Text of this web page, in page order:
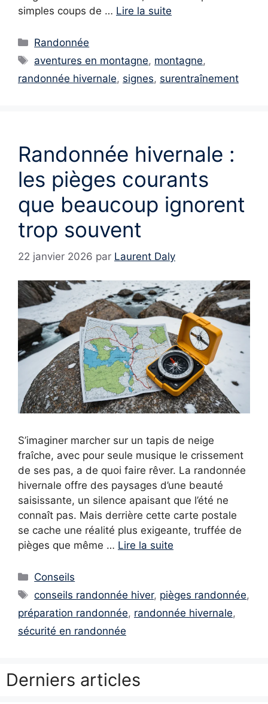
simples coups de … Lire la suite
Catégories
Randonnée
Étiquettes
aventures en montagne, montagne,
randonnée hivernale, signes, surentraînement
Randonnée hivernale :
les pièges courants
que beaucoup ignorent
trop souvent
22 janvier 2026 par Laurent Daly
S’imaginer marcher sur un tapis de neige
fraîche, avec pour seule musique le crissement
de ses pas, a de quoi faire rêver. La randonnée
hivernale offre des paysages d’une beauté
saisissante, un silence apaisant que l’été ne
connaît pas. Mais derrière cette carte postale
se cache une réalité plus exigeante, truffée de
pièges que même … Lire la suite
Catégories
Conseils
Étiquettes
conseils randonnée hiver, pièges randonnée,
préparation randonnée, randonnée hivernale,
sécurité en randonnée
Derniers articles